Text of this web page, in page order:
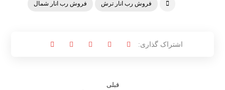
فروش رب انار ترش فروش رب انار شمال
قبلی